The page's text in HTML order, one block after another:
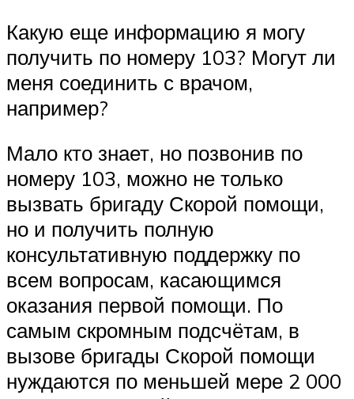
Какую еще информацию я могу
получить по номеру 103? Могут ли
меня соединить с врачом,
например?
Мало кто знает, но позвонив по
номеру 103, можно не только
вызвать бригаду Скорой помощи,
но и получить полную
консультативную поддержку по
всем вопросам, касающимся
оказания первой помощи. По
самым скромным подсчётам, в
вызове бригады Скорой помощи
нуждаются по меньшей мере 2 000